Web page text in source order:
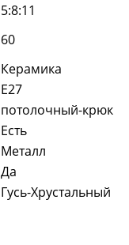
5:8:11
60
Керамика
E27
потолочный-крюк
Есть
Металл
Да
Гусь-Хрустальный